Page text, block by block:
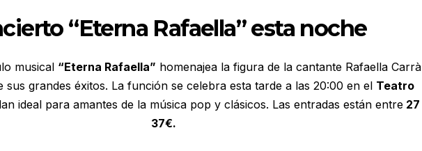
“Eterna Rafaella” esta noche
musical “Eterna Rafaella” homenajea la figura de la cantante Rafaella Carrà
sus grandes éxitos. La función se celebra esta tarde a las 20:00 en el Teatro
ideal para amantes de la música pop y clásicos. Las entradas están entre
37€.